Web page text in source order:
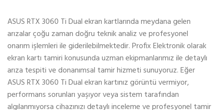
ASUS RTX 3060 Ti Dual ekran kartlarında meydana gelen
arızalar çoğu zaman doğru teknik analiz ve profesyonel
onarım işlemleri ile giderilebilmektedir. Profix Elektronik olarak
ekran kartı tamiri konusunda uzman ekipmanlarımız ile detaylı
arıza tespiti ve donanımsal tamir hizmeti sunuyoruz. Eğer
ASUS RTX 3060 Ti Dual ekran kartınız görüntü vermiyor,
performans sorunları yaşıyor veya sistem tarafından
algılanmıyorsa cihazınızı detaylı inceleme ve profesyonel tamir